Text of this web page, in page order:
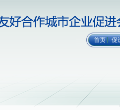
首页 促